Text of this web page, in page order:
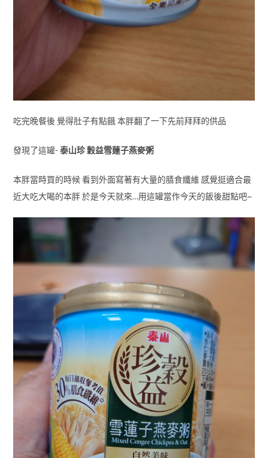
吃完晚餐後 覺得肚子有點餓 本胖翻了一下先前拜拜的供品
發現了這罐-泰山珍 穀益雪蓮子燕麥粥
本胖當時買的時候 看到外面寫著有大量的膳食纖維 感覺挺適合最
近大吃大喝的本胖 於是今天就來…用這罐當作今天的飯後甜點吧~